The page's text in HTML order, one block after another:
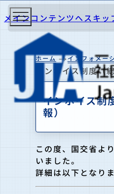
メインコンテンツへスキッ
ホーム インフォメー
インボイス制度（
インボイス制
報）
この度、国交省よ
いました。
詳細は以下となりま